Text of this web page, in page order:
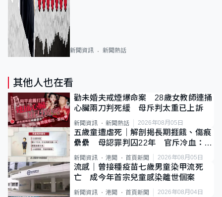
新聞資訊 新聞熱話
其他人也在看
勸未婚夫戒煙爆命案 28歲女教師連捅
心臟兩刀判死緩 母斥判太重已上訴
新聞資訊 新聞熱話 2026年08月05日
五歲童遭虐死｜解剖揭長期捱餓、傷痕
纍纍 母認罪判囚22年 官斥冷血：同
類案最惡劣
新聞資訊 港聞 首頁新聞 2026年08月05日
流感｜曾接種疫苗七歲男童染甲流死
亡 成今年首宗兒童感染離世個案
新聞資訊 港聞 首頁新聞 2026年08月04日